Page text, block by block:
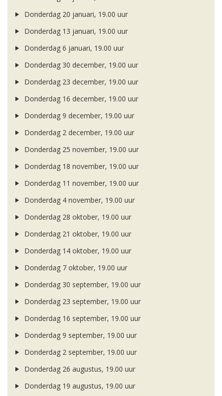
Donderdag 20 januari, 19.00 uur
Donderdag 13 januari, 19.00 uur
Donderdag 6 januari, 19.00 uur
Donderdag 30 december, 19.00 uur
Donderdag 23 december, 19.00 uur
Donderdag 16 december, 19.00 uur
Donderdag 9 december, 19.00 uur
Donderdag 2 december, 19.00 uur
Donderdag 25 november, 19.00 uur
Donderdag 18 november, 19.00 uur
Donderdag 11 november, 19.00 uur
Donderdag 4 november, 19.00 uur
Donderdag 28 oktober, 19.00 uur
Donderdag 21 oktober, 19.00 uur
Donderdag 14 oktober, 19.00 uur
Donderdag 7 oktober, 19.00 uur
Donderdag 30 september, 19.00 uur
Donderdag 23 september, 19.00 uur
Donderdag 16 september, 19.00 uur
Donderdag 9 september, 19.00 uur
Donderdag 2 september, 19.00 uur
Donderdag 26 augustus, 19.00 uur
Donderdag 19 augustus, 19.00 uur